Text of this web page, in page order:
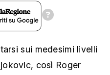
sui medesimi livelli
così Roger